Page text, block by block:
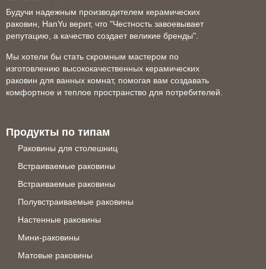
Будучи надежным производителем керамических
раковин, HanYu верит, что "Честность завоевывает
репутацию, а качество создает великие бренды".
Мы хотели бы стать скромным мастером по
изготовлению высококачественных керамических
раковин для ванных комнат, помогая вам создавать
комфортное и теплое пространство для потребителей.
Продукты по типам
Раковины для столешниц
Встраиваемые раковины
Встраиваемые раковины
Полувстраиваемые раковины
Настенные раковины
Мини-раковины
Матовые раковины